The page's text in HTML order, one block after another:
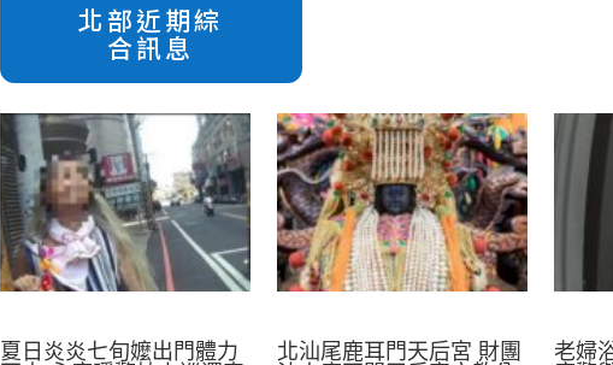
北部近期綜
合訊息
夏日炎炎七旬嬤出門體力 北汕尾鹿耳門天后宮 財團 老婦